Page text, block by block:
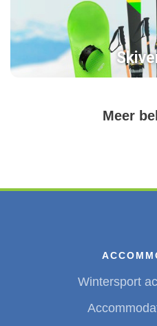
Meer
Wintersport